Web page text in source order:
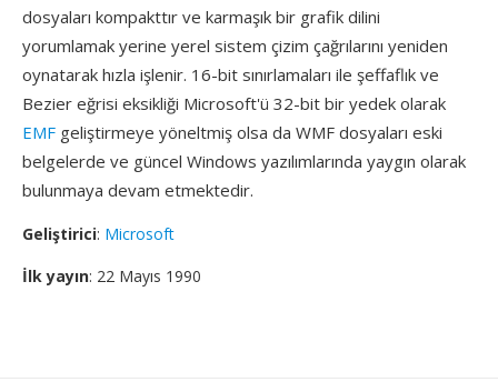
dosyaları kompakttır ve karmaşık bir grafik dilini
yorumlamak yerine yerel sistem çizim çağrılarını yeniden
oynatarak hızla işlenir. 16-bit sınırlamaları ile şeffaflık ve
Bezier eğrisi eksikliği Microsoft'ü 32-bit bir yedek olarak
EMF geliştirmeye yöneltmiş olsa da WMF dosyaları eski
belgelerde ve güncel Windows yazılımlarında yaygın olarak
bulunmaya devam etmektedir.
Geliştirici: Microsoft
İlk yayın: 22 Mayıs 1990